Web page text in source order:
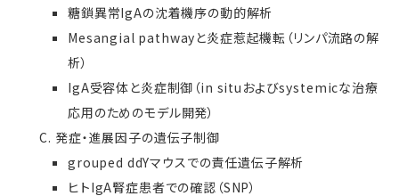
糖鎖異常IgAの沈着機序の動的解析
Mesangial pathwayと炎症惹起機転（リンパ流路の解
析）
IgA受容体と炎症制御（in situおよびsystemicな治療
応用のためのモデル開発）
発症・進展因子の遺伝子制御
grouped ddYマウスでの責任遺伝子解析
ヒトIgA腎症患者での確認（SNP）